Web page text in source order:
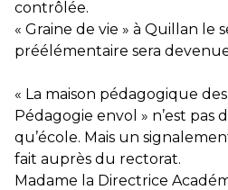
contrôlée.
« Graine de vie » à Quillan le
préélémentaire sera
« La maison pédagogique
Pédagogie envol » n’est pas
qu’école. Mais un
fait auprès du rectorat.
Madame la Directrice